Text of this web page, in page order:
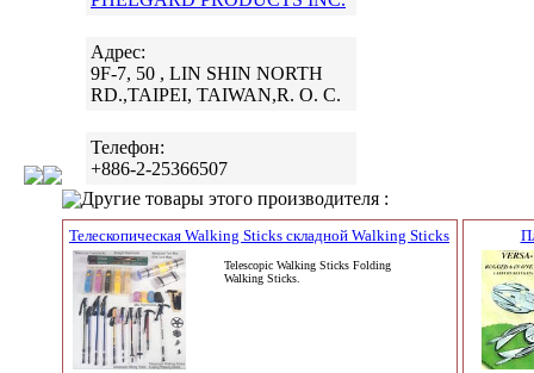
Адрес:
9F-7, 50 , LIN SHIN NORTH
RD.,TAIPEI, TAIWAN,R. O. C.
Телефон:
+886-2-25366507
Другие товары этого производителя :
Телескопическая Walking Sticks складной Walking Sticks
Telescopic Walking Sticks Folding
Walking Sticks.